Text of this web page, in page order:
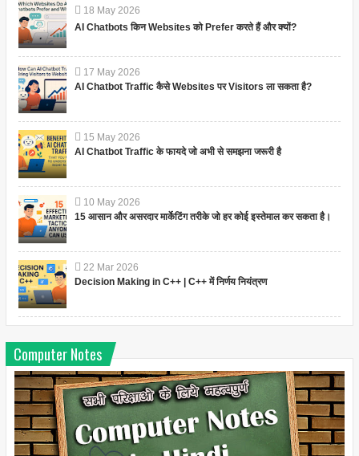
18 May 2026
AI Chatbots किन Websites को Prefer करते हैं और क्यों?
17 May 2026
AI Chatbot Traffic कैसे Websites पर Visitors ला सकता है?
15 May 2026
AI Chatbot Traffic के फायदे जो अभी से समझना जरूरी है
10 May 2026
15 आसान और असरदार मार्केटिंग तरीके जो हर कोई इस्तेमाल कर सकता है।
22 Mar 2026
Decision Making in C++ | C++ में निर्णय नियंत्रण
Computer Notes